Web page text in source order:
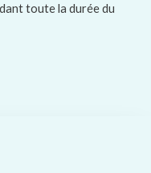
toute la durée du